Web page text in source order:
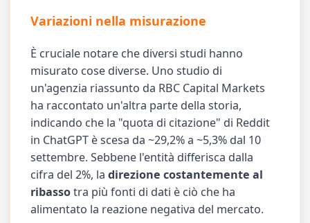
Variazioni nella misurazione
È cruciale notare che diversi studi hanno
misurato cose diverse. Uno studio di
un'agenzia riassunto da RBC Capital Markets
ha raccontato un'altra parte della storia,
indicando che la "quota di citazione" di Reddit
in ChatGPT è scesa da ~29,2% a ~5,3% dal 10
settembre. Sebbene l'entità differisca dalla
cifra del 2%, ladirezione costantemente al
ribassotra più fonti di dati è ciò che ha
alimentato la reazione negativa del mercato.